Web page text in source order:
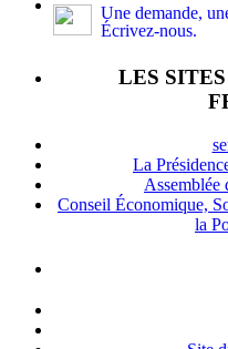
Une demande,
Écrivez-nous.
LES
La
Assemblée
Conseil Économique,
la